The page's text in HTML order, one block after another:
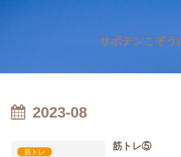
サボテンこぞう
2023-08
筋トレ
筋トレ⑤